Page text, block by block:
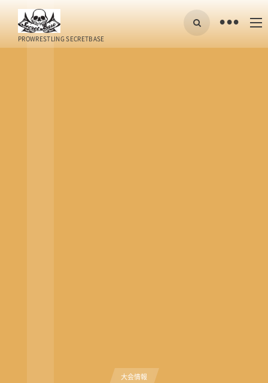
PROWRESTLING SECRETBASE
•
大会情報